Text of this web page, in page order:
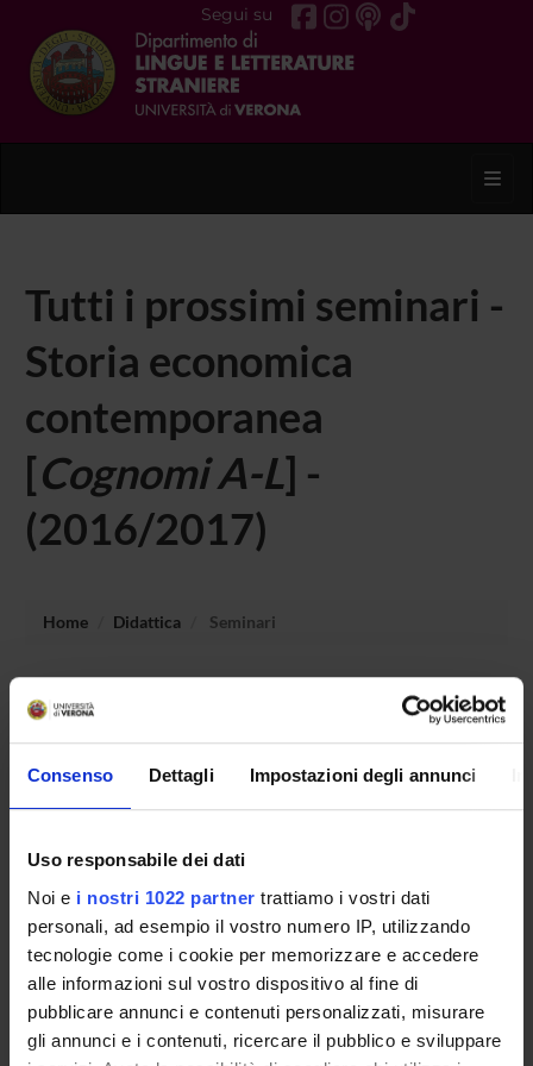
Consenso Dettagli Impostazioni degli annunci
Uso responsabile dei dati
Noi e i nostri 1022 partner trattiamo i vostri dati
personali, ad esempio il vostro numero IP, utilizzando
tecnologie come i cookie per memorizzare e accedere
alle informazioni sul vostro dispositivo al fine di
pubblicare annunci e contenuti personalizzati, misurare
gli annunci e i contenuti, ricercare il pubblico e sviluppare
Segui su
Tutti i prossimi seminari -
Storia economica
contemporanea
[Cognomi A-L] -
(2016/2017)
Home Didattica Seminari
all'insegnamento Storia economica contemporanea.
DOTTORATI DI RICERCA E FORMAZIONE
SUPERIORE
Contatti
Persone